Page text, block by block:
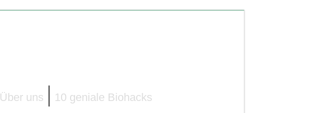
Über uns
10 geniale Biohacks